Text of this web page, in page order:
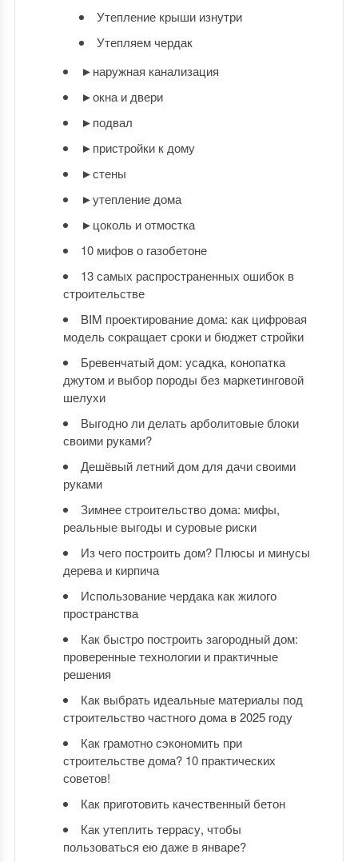
Утепление крыши изнутри
Утепляем чердак
►наружная канализация
►окна и двери
►подвал
►пристройки к дому
►стены
►утепление дома
►цоколь и отмостка
10 мифов о газобетоне
13 самых распространенных ошибок в
строительстве
BIM проектирование дома: как цифровая
модель сокращает сроки и бюджет стройки
Бревенчатый дом: усадка, конопатка
джутом и выбор породы без маркетинговой
шелухи
Выгодно ли делать арболитовые блоки
своими руками?
Дешёвый летний дом для дачи своими
руками
Зимнее строительство дома: мифы,
реальные выгоды и суровые риски
Из чего построить дом? Плюсы и минусы
дерева и кирпича
Использование чердака как жилого
пространства
Как быстро построить загородный дом:
проверенные технологии и практичные
решения
Как выбрать идеальные материалы под
строительство частного дома в 2025 году
Как грамотно сэкономить при
строительстве дома? 10 практических
советов!
Как приготовить качественный бетон
Как утеплить террасу, чтобы
пользоваться ею даже в январе?